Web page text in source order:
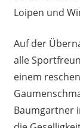
Loipen und
Auf der
alle
einem
Baumgartner